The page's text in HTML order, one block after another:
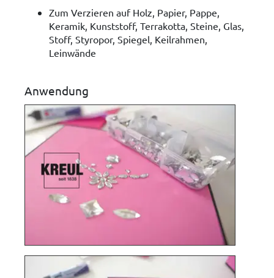
Zum Verzieren auf Holz, Papier, Pappe,
Keramik, Kunststoff, Terrakotta, Steine, Glas,
Stoff, Styropor, Spiegel, Keilrahmen,
Leinwände
Anwendung